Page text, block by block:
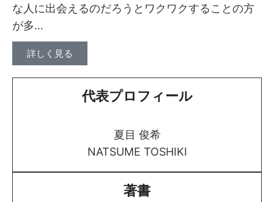
な人に出会えるのだろうとワクワクすることの方
が多…
詳しく見る
代表プロフィール
夏目 俊希
NATSUME TOSHIKI
著書